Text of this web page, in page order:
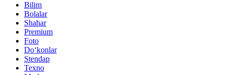
Bilim
Bolalar
Shahar
Premium
Foto
Do‘konlar
Stendap
Texno